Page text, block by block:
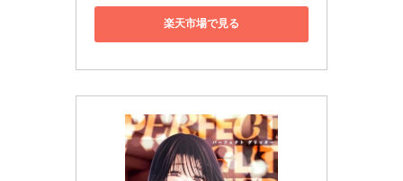
楽天市場で見る